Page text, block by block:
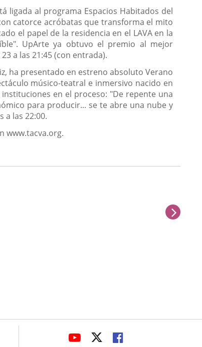
ligada al programa Espacios Habitados del
catorce acróbatas que transforma el mito
el papel de la residencia en el LAVA en la
UpArte ya obtuvo el premio al mejor
a las 21:45 (con entrada).
ha presentado en estreno absoluto Verano
músico-teatral e inmersivo nacido en
en el proceso: "De repente una
para producir... se te abre una nube y
a las 22:00.
www.tacva.org.
ENLACEENLACEENLACE